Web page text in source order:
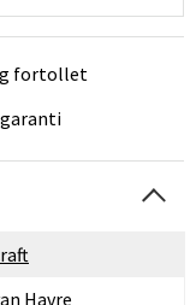
fortollet
garanti
Havre